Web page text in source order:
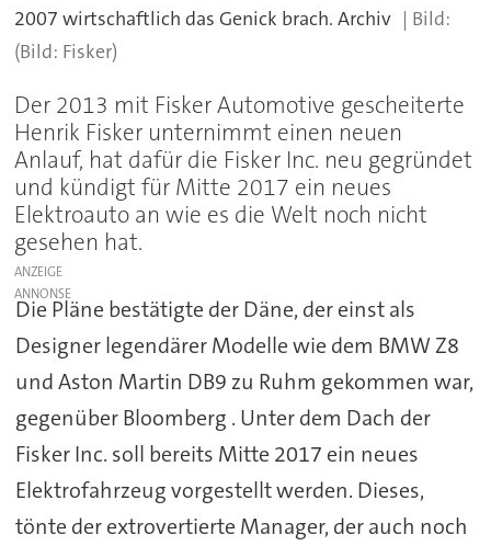
2007 wirtschaftlich das Genick brach. Archiv
(Bild: Fisker)
Der 2013 mit Fisker Automotive gescheiterte
Henrik Fisker unternimmt einen neuen
Anlauf, hat dafür die Fisker Inc. neu gegründet
und kündigt für Mitte 2017 ein neues
Elektroauto an wie es die Welt noch nicht
gesehen hat.
ANZEIGE
Die Pläne bestätigte der Däne, der einst als
Designer legendärer Modelle wie dem BMW Z8
und Aston Martin DB9 zu Ruhm gekommen war,
gegenüber Bloomberg . Unter dem Dach der
Fisker Inc. soll bereits Mitte 2017 ein neues
Elektrofahrzeug vorgestellt werden. Dieses,
tönte der extrovertierte Manager, der auch noch